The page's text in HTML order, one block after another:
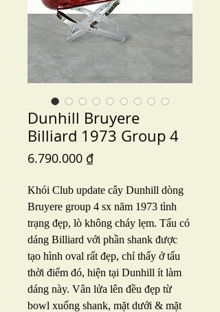
Dunhill Bruyere
Billiard 1973 Group 4
6.790.000 ₫Price
Khói Club update cây Dunhill dòng
Bruyere group 4 sx năm 1973 tình
trạng đẹp, lò không cháy lẹm. Tẩu có
dáng Billiard với phần shank được
tạo hình oval rất đẹp, chỉ thấy ở tẩu
thời điểm đó, hiện tại Dunhill ít làm
dáng này. Vân lửa lên đều đẹp từ
bowl xuống shank, mặt dưới & mặt